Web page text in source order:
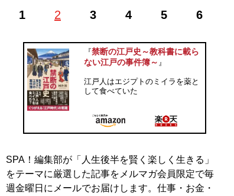
1 2 3 4 5 6
1965 年、東京都生まれ。青山学院大学文学部史学科卒
書籍の執筆、監修のほか、講演やテレビ出演も精力的に
こなす。『教科書に載せたい日本史、載らない日本史』
『日本史の裏側』『殿様は「明治」をどう生きたのか』
シリーズ（小社刊）、『歴史の真相が見えてくる 旅する
日本史』（青春新書）、『絵と写真でわかる へぇ～ ! び
っくり! 日本史探検』（祥伝社黄金文庫）など著書多
数。初の小説『窮鼠の一矢』（新泉社）を2017 年に上
記事一覧へ
『禁断の江戸史～教科書に載ら
ない江戸の事件簿～ 』
江戸人はエジプトのミイラを薬と
して食べていた
SPA！編集部が「人生後半を賢く楽しく生きる」
をテーマに厳選した記事をメルマガ会員限定で毎
週金曜日にメールでお届けします。仕事・お金・